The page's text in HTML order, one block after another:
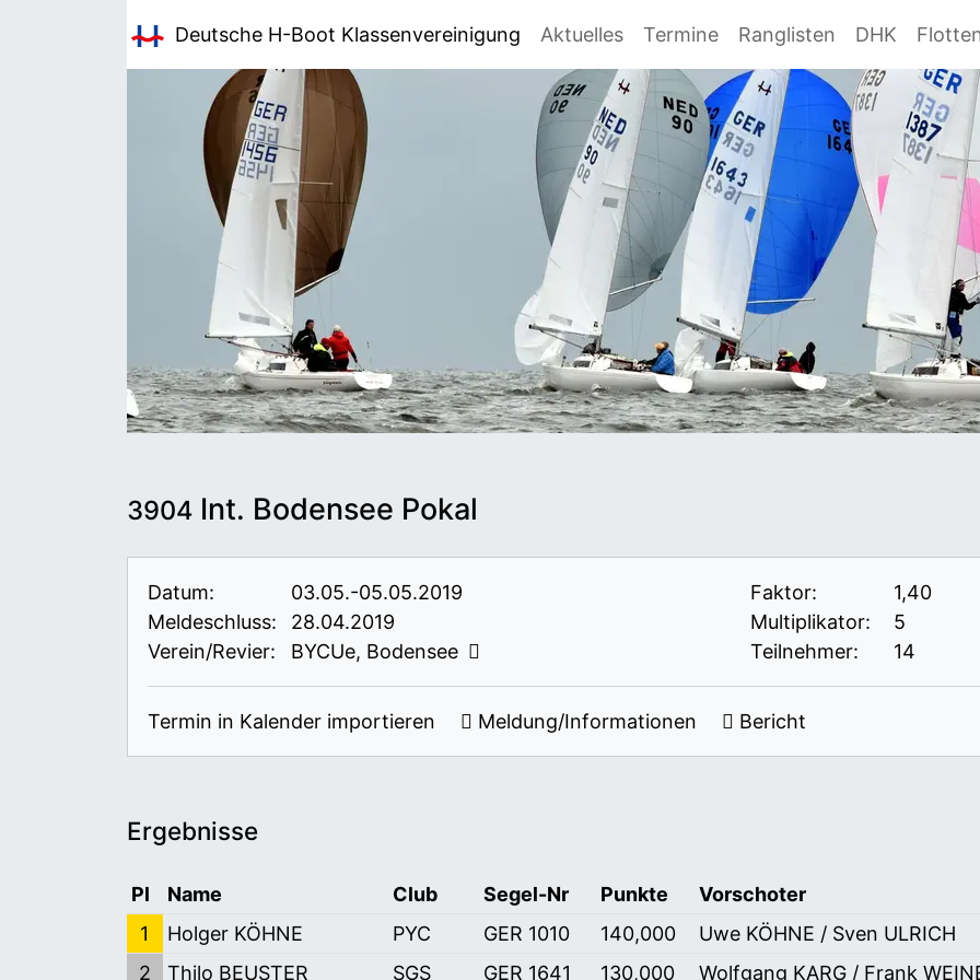
Deutsche H-Boot Klassenvereinigung Aktuelles Termine Ranglisten DHK
3904Int. Bodensee Pokal
Datum:
03.05.-05.05.2019
Meldeschluss:
28.04.2019
Verein/Revier:
BYCUe, Bodensee
Faktor:
1,40
Multiplikator:
5
Teilnehmer:
14
Termin in Kalender importieren Meldung/Informationen Bericht
Ergebnisse
Pl Name Club Segel-Nr Punkte
Vorschoter
1
Holger KÖHNE PYC GER 1010 140,000
Uwe KÖHNE / Sven ULRICH
2
Thilo BEUSTER SGS GER 1641 130,000 Wolfgang KARG / Frank